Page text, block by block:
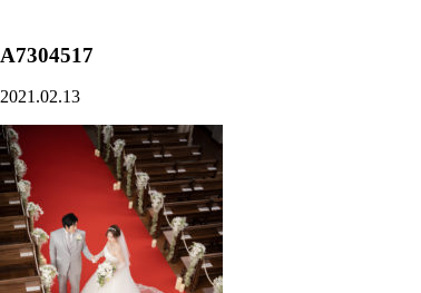
A7304517
2021.02.13